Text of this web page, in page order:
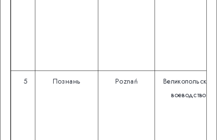
5 Познань Poznań
Великопольское
воеводство